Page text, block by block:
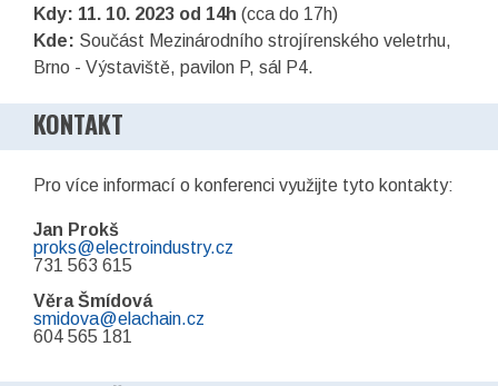
Kdy: 11. 10. 2023 od 14h (cca do 17h)
Kde: Součást Mezinárodního strojírenského veletrhu,
Brno - Výstaviště, pavilon P, sál P4.
KONTAKT
Pro více informací o konferenci využijte tyto kontakty:
Jan Prokš
proks@electroindustry.cz
731 563 615
Věra Šmídová
smidova@elachain.cz
604 565 181